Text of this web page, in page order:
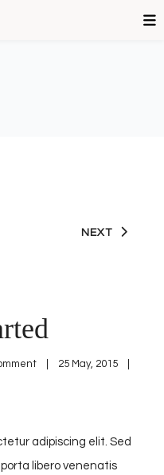
NEXT
25 May, 2015
adipiscing elit. Sed
libero venenatis